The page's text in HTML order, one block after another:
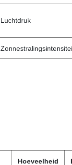
Luchtdruk
Hoeveelheid